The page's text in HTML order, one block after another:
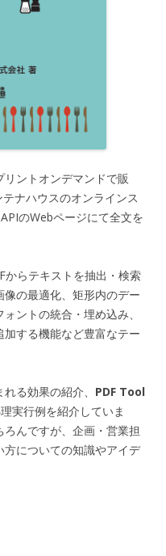
ントオンデマンドで販
テナハウスのオンラインス
のWebページにて全文を
からテキストを抽出・検索
の最適化、矩形内のデー
ントの統合・埋め込み、
する機能など豊富なテー
る効果の紹介、 PDF Tool
実行例を紹介していま
んですが、企画・営業担
についての知識やアイデ